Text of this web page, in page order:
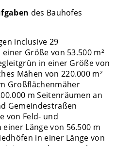
des Bauhofes
inclusive 29
Größe von 53.500 m²
in einer Größe von
Mähen von 220.000 m²
Großflächenmäher
m Seitenräumen an
Gemeindestraßen
von Feld- und
Länge von 56.500 m
in einer Länge von